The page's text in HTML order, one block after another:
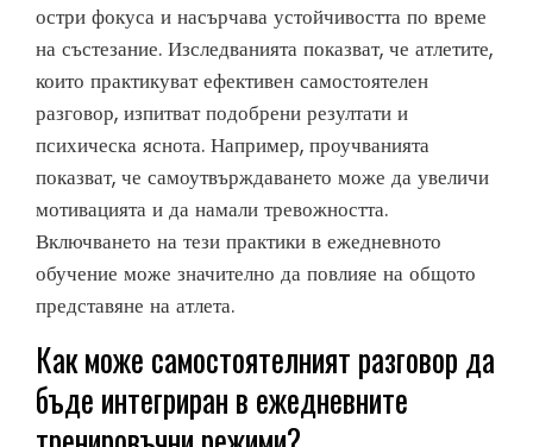
остри фокуса и насърчава устойчивостта по време
на състезание. Изследванията показват, че атлетите,
които практикуват ефективен самостоятелен
разговор, изпитват подобрени резултати и
психическа яснота. Например, проучванията
показват, че самоутвърждаването може да увеличи
мотивацията и да намали тревожността.
Включването на тези практики в ежедневното
обучение може значително да повлияе на общото
представяне на атлета.
Как може самостоятелният разговор да
бъде интегриран в ежедневните